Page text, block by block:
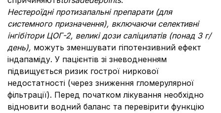
Нестероїдні протизапальні препарати (для
системного призначення), включаючи селективні
інгібітори ЦОГ-2, великі дози саліцилатів (понад 3 г/
день), можуть зменшувати гіпотензивний ефект
індапаміду. У пацієнтів зі зневодненням
підвищується ризик гострої ниркової
недостатності (через зниження гломерулярної
фільтрації). Перед початком лікування необхідно
відновити водний баланс та перевірити функцію